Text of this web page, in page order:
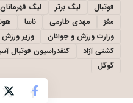
فوتبال
لیگ برتر لیگ
مغز
مهدی طارمی ناسا
وزارت ورزش و جوانان
وزیر
کشتی آزاد
کنفدراسیون فوتبال
گوگل